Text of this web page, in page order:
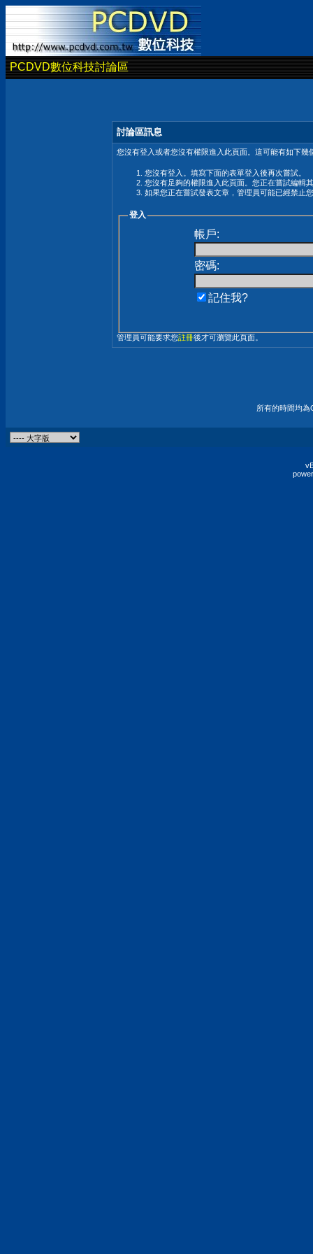
PCDVD數位科技討論區
討論區訊息
您沒有登入或者您沒有權限進入此頁面。這可能有如下幾
您沒有登入。填寫下面的表單登入後再次嘗試。
您沒有足夠的權限進入此頁面。您正在嘗試編輯
如果您正在嘗試發表文章，管理員可能已經禁止
登入
帳戶:
密碼:
記住我?
管理員可能要求您註冊後才可瀏覽此頁面。
所有的時間均為